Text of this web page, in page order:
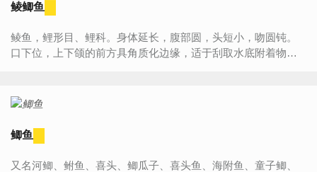
鲮鲫鱼
鲮鱼，鲤形目、鲤科。身体延长，腹部圆，头短小，吻圆钝。
口下位，上下颌的前方具角质化边缘，适于刮取水底附着物。
鲫鱼
又名河鲫、鲋鱼、喜头、鲫瓜子、喜头鱼、海附鱼、童子鲫、